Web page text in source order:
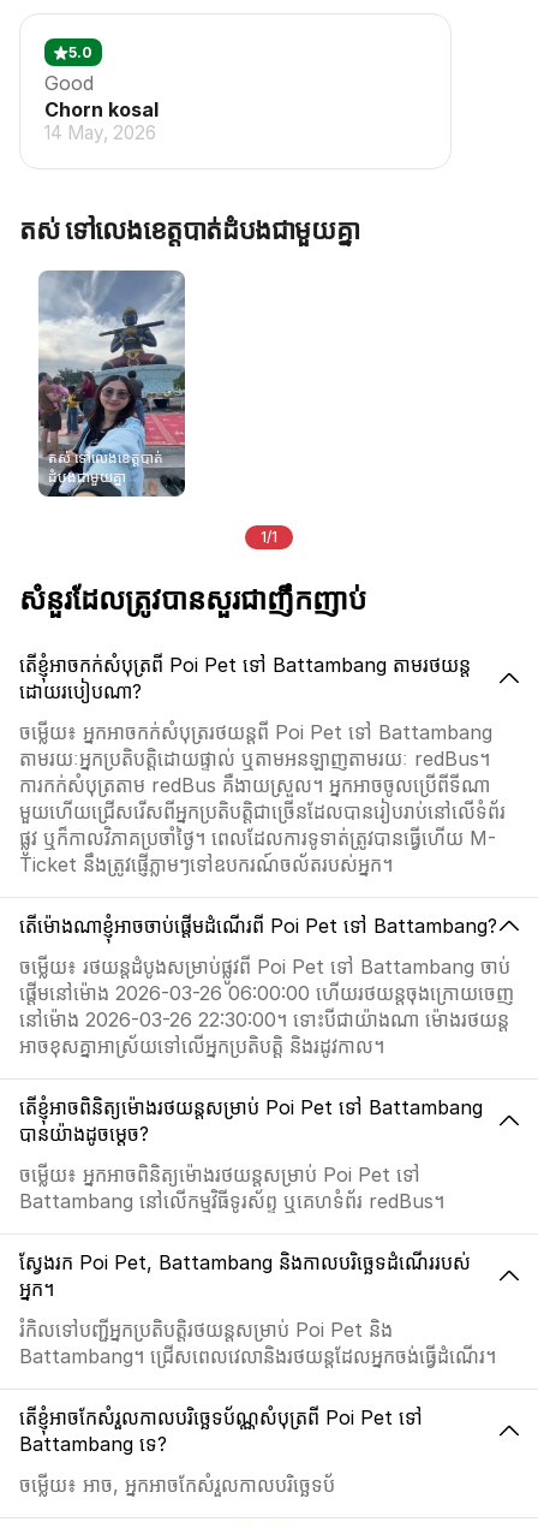
5.0
Good
Chorn kosal
14 May, 2026
តស់ ទៅលេងខេត្តបាត់ដំបងជាមួយគ្នា
តស់ ទៅលេងខេត្តបាត់
ដំបងជាមួយគ្នា
1/1
សំនួរដែលត្រូវបានសួរជាញឹកញាប់
តើខ្ញុំអាចកក់សំបុត្រពី Poi Pet ទៅ Battambang តាមរថយន្ត
ដោយរបៀបណា?
ចម្លើយ៖ អ្នកអាចកក់សំបុត្ររថយន្តពី Poi Pet ទៅ Battambang
តាមរយៈអ្នកប្រតិបត្តិដោយផ្ទាល់ ឬតាមអនឡាញតាមរយៈ redBus។
ការកក់សំបុត្រតាម redBus គឺងាយស្រួល។ អ្នកអាចចូលប្រើពីទីណា
មួយហើយជ្រើសរើសពីអ្នកប្រតិបត្តិជាច្រើនដែលបានរៀបរាប់នៅលើទំព័រ
ផ្លូវ ឬក៏កាលវិភាគប្រចាំថ្ងៃ។ ពេលដែលការទូទាត់ត្រូវបានធ្វើហើយ M-
Ticket នឹងត្រូវផ្ញើភ្លាមៗទៅឧបករណ៍ចល័តរបស់អ្នក។
តើម៉ោងណាខ្ញុំអាចចាប់ផ្ដើមដំណើរពី Poi Pet ទៅ Battambang?
ចម្លើយ៖ រថយន្តដំបូងសម្រាប់ផ្លូវពី Poi Pet ទៅ Battambang ចាប់
ផ្ដើមនៅម៉ោង 2026-03-26 06:00:00 ហើយរថយន្តចុងក្រោយចេញ
នៅម៉ោង 2026-03-26 22:30:00។ ទោះបីជាយ៉ាងណា ម៉ោងរថយន្ត
អាចខុសគ្នាអាស្រ័យទៅលើអ្នកប្រតិបត្តិ និងរដូវកាល។
តើខ្ញុំអាចពិនិត្យម៉ោងរថយន្តសម្រាប់ Poi Pet ទៅ Battambang
បានយ៉ាងដូចម្តេច?
ចម្លើយ៖ អ្នកអាចពិនិត្យម៉ោងរថយន្តសម្រាប់ Poi Pet ទៅ
Battambang នៅលើកម្មវិធីទូរស័ព្ទ ឬគេហទំព័រ redBus។
ស្វែងរក Poi Pet, Battambang និងកាលបរិច្ឆេទដំណើររបស់
អ្នក។
រំកិលទៅបញ្ជីអ្នកប្រតិបត្តិរថយន្តសម្រាប់ Poi Pet និង
Battambang។ ជ្រើសពេលវេលានិងរថយន្តដែលអ្នកចង់ធ្វើដំណើរ។
តើខ្ញុំអាចកែសំរួលកាលបរិច្ឆេទប័ណ្ណសំបុត្រពី Poi Pet ទៅ
Battambang ទេ?
ចម្លើយ៖ អាច, អ្នកអាចកែសំរួលកាលបរិច្ឆេទប័